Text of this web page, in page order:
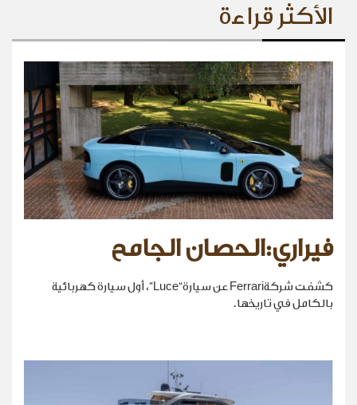
الأكثر قراءة
فيراري:الحصان الجامح
كشفت شركةFerrari عن سيارة“Luce”، أول سيارة كهربائية
بالكامل في تاريخها.